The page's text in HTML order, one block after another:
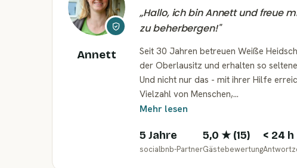
Annett
„Hallo, ich bin Annett und freue
zu beherbergen!"
Seit 30 Jahren betreuen Weiße
der Oberlausitz und erhalten so
Und nicht nur das - mit ihrer Hilfe
Vielzahl von Menschen,…
Mehr lesen
5 Jahre
socialbnb-Partner
5,0 ★ (15)
Gästebewertung
< 24 h